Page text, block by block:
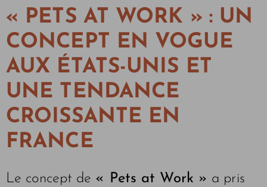
« PETS AT WORK » : UN
CONCEPT EN VOGUE
AUX ÉTATS-UNIS ET
UNE TENDANCE
CROISSANTE EN
FRANCE
Le concept de « Pets at Work » a pris